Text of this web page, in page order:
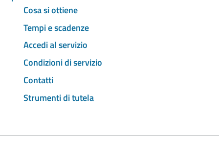
Cosa si ottiene
Tempi e scadenze
Accedi al servizio
Condizioni di servizio
Contatti
Strumenti di tutela